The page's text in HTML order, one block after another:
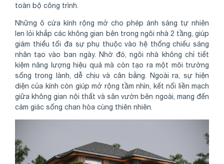
toàn bộ công trình.
Những ô cửa kính rộng mở cho phép ánh sáng tự nhiên
len lỏi khắp các không gian bên trong ngôi nhà 2 tầng, giúp
giảm thiểu tối đa sự phụ thuộc vào hệ thống chiếu sáng
nhân tạo vào ban ngày. Nhờ đó, ngôi nhà không chỉ tiết
kiệm năng lượng hiệu quả mà còn tạo ra một môi trường
sống trong lành, dễ chịu và cân bằng. Ngoài ra, sự hiện
diện của kính còn giúp mở rộng tầm nhìn, kết nối liền mạch
giữa không gian nội thất và sân vườn bên ngoài, mang đến
cảm giác sống chan hòa cùng thiên nhiên.